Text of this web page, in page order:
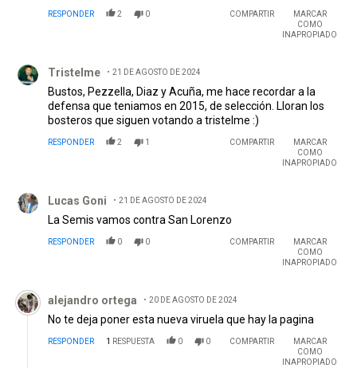
RESPONDER 2 0 COMPARTIR
MARCAR
COMO
INAPROPIADO
Tristelme 21 DE AGOSTO DE 2024
Bustos, Pezzella, Diaz y Acuña, me hace recordar a la
defensa que teniamos en 2015, de selección. Lloran los
bosteros que siguen votando a tristelme :)
RESPONDER 2 1 COMPARTIR
MARCAR
COMO
INAPROPIADO
Lucas Goni 21 DE AGOSTO DE 2024
La Semis vamos contra San Lorenzo
RESPONDER 0 0 COMPARTIR
MARCAR
COMO
INAPROPIADO
Comentario de alejandro ortega.
alejandro ortega 20 DE AGOSTO DE 2024
No te deja poner esta nueva viruela que hay la pagina
RESPONDER 1 RESPUESTA 0 0 COMPARTIR
MARCAR
COMO
INAPROPIADO